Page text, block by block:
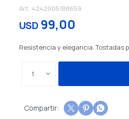
4242005188659
USD 99,00
Resistencia y elegancia. Tostadas
1
  